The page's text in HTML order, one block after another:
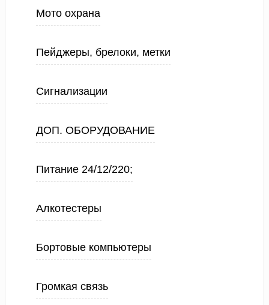
Мото охрана
Пейджеры, брелоки, метки
Сигнализации
ДОП. ОБОРУДОВАНИЕ
Питание 24/12/220;
Алкотестеры
Бортовые компьютеры
Громкая связь